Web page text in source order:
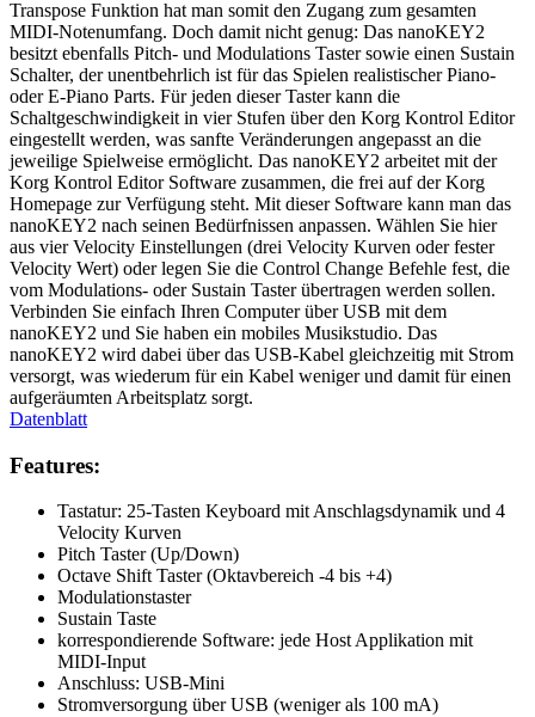
Transpose Funktion hat man somit den Zugang zum gesamten
MIDI-Notenumfang. Doch damit nicht genug: Das nanoKEY2
besitzt ebenfalls Pitch- und Modulations Taster sowie einen Sustain
Schalter, der unentbehrlich ist für das Spielen realistischer Piano-
oder E-Piano Parts. Für jeden dieser Taster kann die
Schaltgeschwindigkeit in vier Stufen über den Korg Kontrol Editor
eingestellt werden, was sanfte Veränderungen angepasst an die
jeweilige Spielweise ermöglicht. Das nanoKEY2 arbeitet mit der
Korg Kontrol Editor Software zusammen, die frei auf der Korg
Homepage zur Verfügung steht. Mit dieser Software kann man das
nanoKEY2 nach seinen Bedürfnissen anpassen. Wählen Sie hier
aus vier Velocity Einstellungen (drei Velocity Kurven oder fester
Velocity Wert) oder legen Sie die Control Change Befehle fest, die
vom Modulations- oder Sustain Taster übertragen werden sollen.
Verbinden Sie einfach Ihren Computer über USB mit dem
nanoKEY2 und Sie haben ein mobiles Musikstudio. Das
nanoKEY2 wird dabei über das USB-Kabel gleichzeitig mit Strom
versorgt, was wiederum für ein Kabel weniger und damit für einen
aufgeräumten Arbeitsplatz sorgt.
Datenblatt
Features:
Tastatur: 25-Tasten Keyboard mit Anschlagsdynamik und 4
Velocity Kurven
Pitch Taster (Up/Down)
Octave Shift Taster (Oktavbereich -4 bis +4)
Modulationstaster
Sustain Taste
korrespondierende Software: jede Host Applikation mit
MIDI-Input
Anschluss: USB-Mini
Stromversorgung über USB (weniger als 100 mA)